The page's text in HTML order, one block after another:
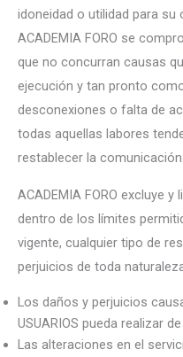
idoneidad o utilidad para
ACADEMIA FORO se
que no concurran causas
ejecución y tan pronto
desconexiones o falta de
todas aquellas labores
restablecer la
ACADEMIA FORO excluye
dentro de los límites
vigente, cualquier tipo de
perjuicios de toda
Los daños y perjuicios
USUARIOS pueda realizar
Las alteraciones en el